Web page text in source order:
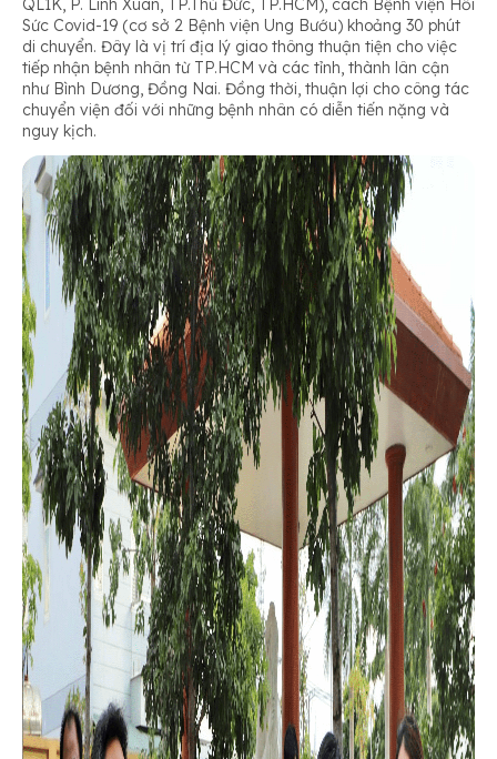
QL1K, P. Linh Xuân, TP.Thủ Đức, TP.HCM), cách Bệnh viện Hồi
Sức Covid-19 (cơ sở 2 Bệnh viện Ung Bướu) khoảng 30 phút
di chuyển. Đây là vị trí địa lý giao thông thuận tiện cho việc
tiếp nhận bệnh nhân từ TP.HCM và các tỉnh, thành lân cận
như Bình Dương, Đồng Nai. Đồng thời, thuận lợi cho công tác
chuyển viện đối với những bệnh nhân có diễn tiến nặng và
nguy kịch.